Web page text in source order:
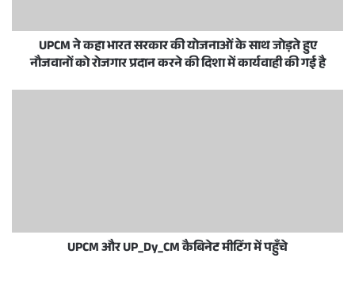
UPCM ने कहा भारत सरकार की योजनाओं के साथ जोड़ते हुए
नौजवानों को रोजगार प्रदान करने की दिशा में कार्यवाही की गई है
UPCM और UP_Dy_CM कैबिनेट मीटिंग में पहुँचे